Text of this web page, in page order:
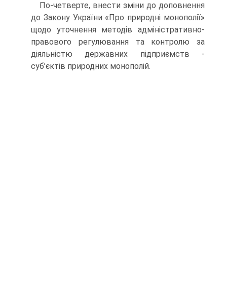
По-четверте, внести зміни до доповнення
до Закону України «Про природні монополії»
щодо уточнення методів адміністративно-
правового регулювання та контролю за
діяльністю державних підприємств -
суб’єктів природних монополій.